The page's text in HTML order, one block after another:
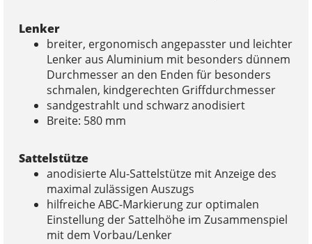
Lenker
breiter, ergonomisch angepasster und leichter
Lenker aus Aluminium mit besonders dünnem
Durchmesser an den Enden für besonders
schmalen, kindgerechten Griffdurchmesser
sandgestrahlt und schwarz anodisiert
Breite: 580 mm
Sattelstütze
anodisierte Alu-Sattelstütze mit Anzeige des
maximal zulässigen Auszugs
hilfreiche ABC-Markierung zur optimalen
Einstellung der Sattelhöhe im Zusammenspiel
mit dem Vorbau/Lenker